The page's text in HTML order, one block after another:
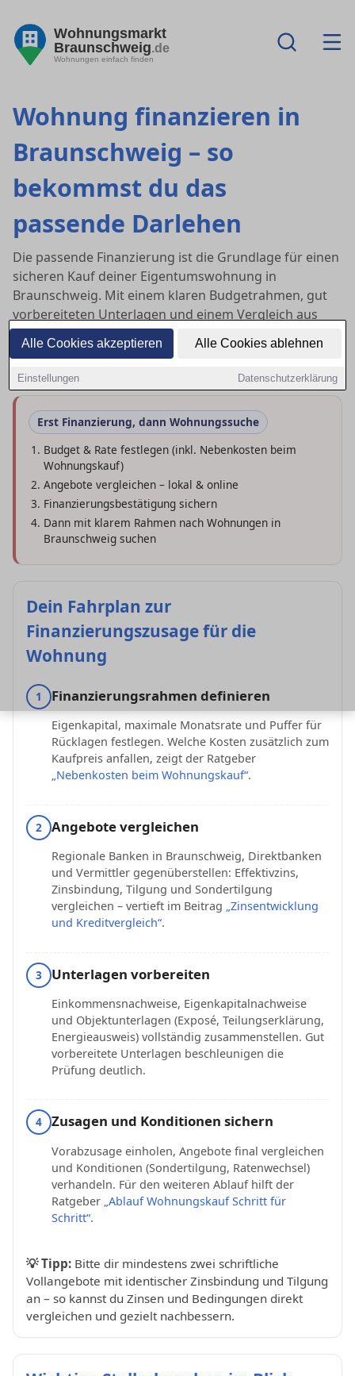
Alle Cookies akzeptieren Alle Cookies ablehnen
Einstellungen Datenschutzerklärung
Wohnungsmarkt
Braunschweig.de
Wohnungen einfach finden
Wohnung finanzieren in
Braunschweig – so
bekommst du das
passende Darlehen
Die passende Finanzierung ist die Grundlage für einen
sicheren Kauf deiner Eigentumswohnung in
Braunschweig. Mit einem klaren Budgetrahmen, gut
vorbereiteten Unterlagen und einem Vergleich aus
lokalen Banken,unabhängiger Beratung
Online-Rechnererhöhst du deine Chancen auf gute
Konditionen – und auf eine schnelle Zusage.
Erst Finanzierung, dann Wohnungssuche
Budget & Rate festlegen (inkl. Nebenkosten beim
Wohnungskauf)
Angebote vergleichen – lokal & online
Finanzierungsbestätigung sichern
Dann mit klarem Rahmen nach Wohnungen in
Braunschweig suchen
Dein Fahrplan zur
Finanzierungszusage für die
Wohnung
1 Finanzierungsrahmen definieren
Eigenkapital, maximale Monatsrate und Puffer für
Rücklagen festlegen. Welche Kosten zusätzlich zum
Kaufpreis anfallen, zeigt der Ratgeber
„Nebenkosten beim Wohnungskauf“.
2 Angebote vergleichen
Regionale Banken in Braunschweig, Direktbanken
und Vermittler gegenüberstellen: Effektivzins,
Zinsbindung, Tilgung und Sondertilgung
vergleichen – vertieft im Beitrag „Zinsentwicklung
und Kreditvergleich“.
3 Unterlagen vorbereiten
Einkommensnachweise, Eigenkapitalnachweise
und Objektunterlagen (Exposé, Teilungserklärung,
Energieausweis) vollständig zusammenstellen. Gut
vorbereitete Unterlagen beschleunigen die
Prüfung deutlich.
4 Zusagen und Konditionen sichern
Vorabzusage einholen, Angebote final vergleichen
und Konditionen (Sondertilgung, Ratenwechsel)
verhandeln. Für den weiteren Ablauf hilft der
Ratgeber „Ablauf Wohnungskauf Schritt für
Schritt“.
💡Tipp: Bitte dir mindestens zwei schriftliche
Vollangebote mit identischer Zinsbindung und Tilgung
an – so kannst du Zinsen und Bedingungen direkt
vergleichen und gezielt nachbessern.